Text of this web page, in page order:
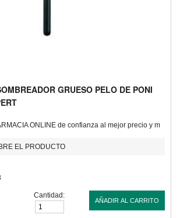
GRUESO PELO DE PONI
ONLINE de confianza al mejor precio y m
EL PRODUCTO
Cantidad:
AÑADIR AL CARRITO